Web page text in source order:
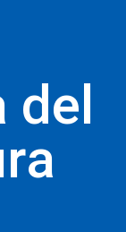
del